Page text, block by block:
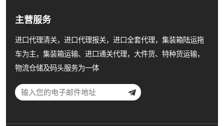
主营服务
进口代理清关，进口代理报关，进口全套代理，集装箱陆运拖
车为主，集装箱运输、进口通关代理，大件货、特种货运输，
物流仓储及码头服务为一体